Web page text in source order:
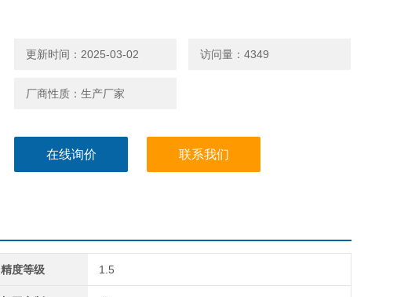
更新时间：2025-03-02 访问量：4349
厂商性质：生产厂家
在线询价 联系我们
精度等级 1.5